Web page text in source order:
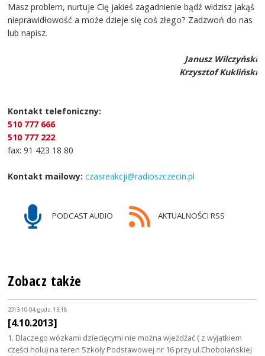
Masz problem, nurtuje Cię jakieś zagadnienie bądź widzisz jakąś
nieprawidłowość a może dzieje się coś złego? Zadzwoń do nas
lub napisz.
Janusz Wilczyński
Krzysztof Kukliński
Kontakt telefoniczny:
510 777 666
510 777 222
fax: 91 423 18 80
Kontakt mailowy: czasreakcji@radioszczecin.pl
PODCAST AUDIO AKTUALNOŚCI RSS
Zobacz także
2013-10-04, godz. 13:18
[4.10.2013]
1. Dlaczego wózkami dziecięcymi nie można wjeżdżać ( z wyjątkiem
części holu) na teren Szkoły Podstawowej nr 16 przy ul.Chobolańskiej